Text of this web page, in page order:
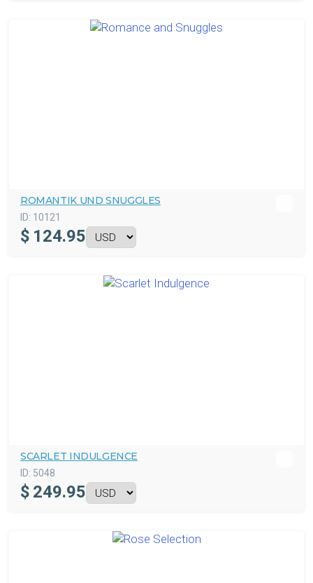
ROMANTIK UND SNUGGLES
ID: 10121
$ 124.95
SCARLET INDULGENCE
ID: 5048
$ 249.95